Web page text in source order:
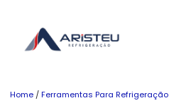
Home /Ferramentas Para Refrigeração